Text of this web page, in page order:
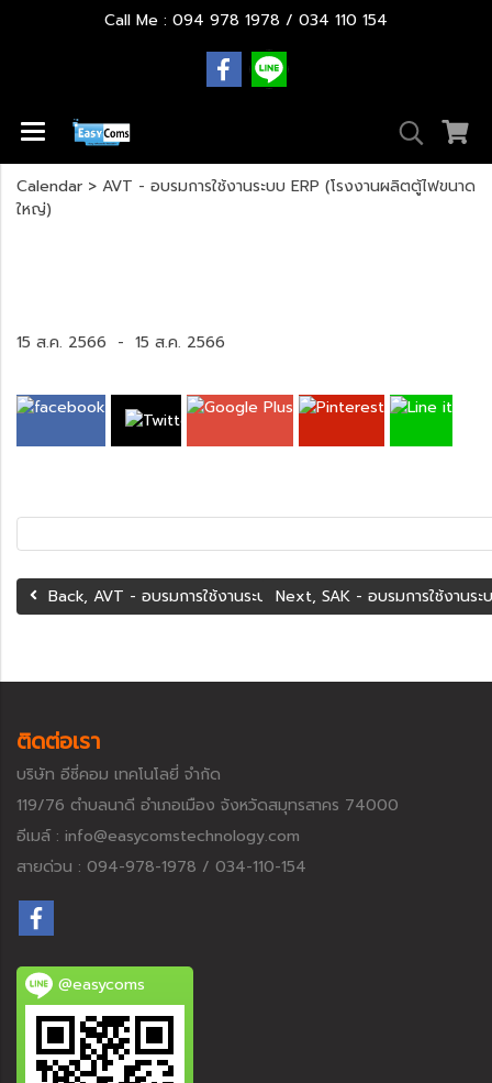
Call Me : 094 978 1978 / 034 110 154
Calendar > AVT - อบรมการใช้งานระบบ ERP (โรงงานผลิตตู้ไฟขนาด
ใหญ่)
15 ส.ค. 2566 - 15 ส.ค. 2566
Back, AVT - อบรมการใช้งานระบบ ERP (โรงงานผลิตตู้ไฟขนาดให
Next, SAK - อบรมการใช้งาน
ติดต่อเรา
บริษัท อีซี่คอม เทคโนโลยี่ จำกัด
119/76 ตำบลนาดี อำเภอเมือง จังหวัดสมุทรสาคร 74000
อีเมล์ : info@easycomstechnology.com
สายด่วน : 094-978-1978 / 034-110-154
@easycoms